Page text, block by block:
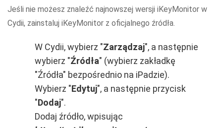
Jeśli nie możesz znaleźć najnowszej wersji iKeyMonitor w
Cydii, zainstaluj iKeyMonitor z oficjalnego źródła.
W Cydii, wybierz "Zarządzaj", a następnie
wybierz "Źródła" (wybierz zakładkę
"Źródła" bezpośrednio na iPadzie).
Wybierz "Edytuj", a następnie przycisk
"Dodaj".
Dodaj źródło, wpisując